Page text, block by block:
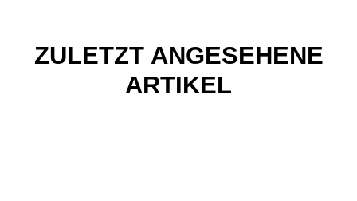
ZULETZT ANGESEHENE
ARTIKEL